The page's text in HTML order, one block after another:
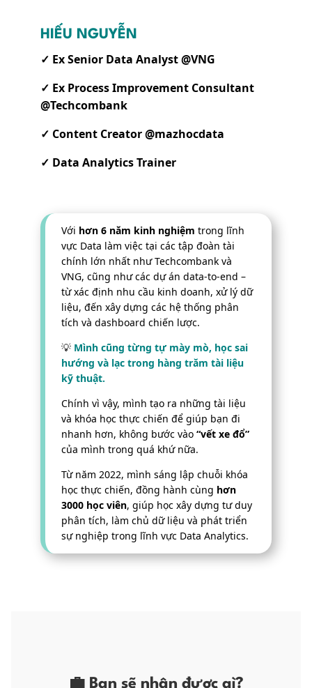
HIẾU NGUYỄN
✓ Ex Senior Data Analyst @VNG
✓ Ex Process Improvement Consultant
@Techcombank
✓ Content Creator @mazhocdata
✓ Data Analytics Trainer
Với hơn 6 năm kinh nghiệm trong lĩnh
vực Data làm việc tại các tập đoàn tài
chính lớn nhất như Techcombank và
VNG, cũng như các dự án data-to-end –
từ xác định nhu cầu kinh doanh, xử lý dữ
liệu, đến xây dựng các hệ thống phân
tích và dashboard chiến lược.
💡Mìnhcũng từng tự mày mò, học sai
hướng và lạc trong hàng trăm tài liệu
kỹ thuật.
Chính vì vậy, mình tạo ra những tài liệu
và khóa học thực chiến để giúp bạn đi
nhanh hơn, không bước vào “vết xe đổ”
của mình trong quá khứ nữa.
Từ năm 2022, mình sáng lập chuỗi khóa
học thực chiến, đồng hành cùng hơn
3000 học viên, giúp học xây dựng tư duy
phân tích, làm chủ dữ liệu và phát triển
sự nghiệp trong lĩnh vực Data Analytics.
💼 Bạn sẽ nhận được gì?